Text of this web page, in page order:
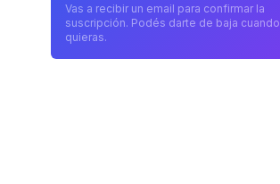
Vas a recibir un email para confirmar la
suscripción. Podés darte de baja cuando
quieras.